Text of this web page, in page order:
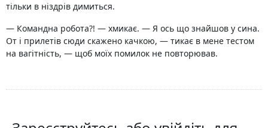
тільки в ніздрів димиться.
— Командна робота?! — хмикає. — Я ось що знайшов у сина.
От і прилетів сюди скажено качкою, — тикає в мене тестом
на вагітність, — щоб моїх помилок не повторював.